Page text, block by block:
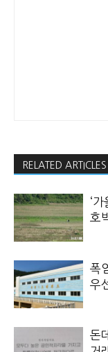
RELATED ARTICLES
‘
호
폭
우
돈